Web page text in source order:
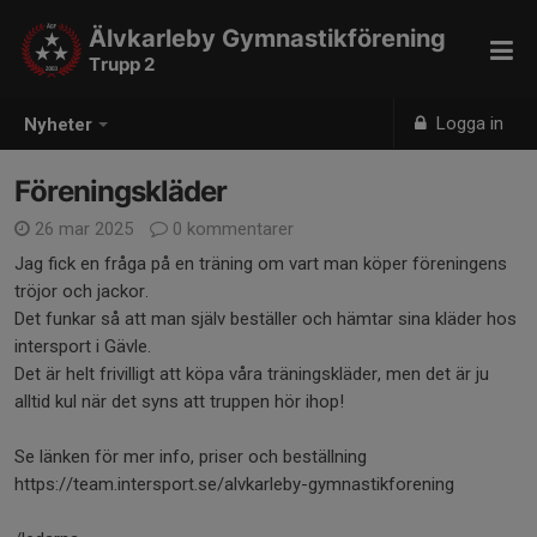
Nyheter Logga in
Älvkarleby Gymnastikförening
Trupp 2
Föreningskläder
26 mar 2025
0 kommentarer
Jag fick en fråga på en träning om vart man köper föreningens
tröjor och jackor.
Det funkar så att man själv beställer och hämtar sina kläder hos
intersport i Gävle.
Det är helt frivilligt att köpa våra träningskläder, men det är ju
alltid kul när det syns att truppen hör ihop!
Se länken för mer info, priser och beställning
https://team.intersport.se/alvkarleby-gymnastikforening